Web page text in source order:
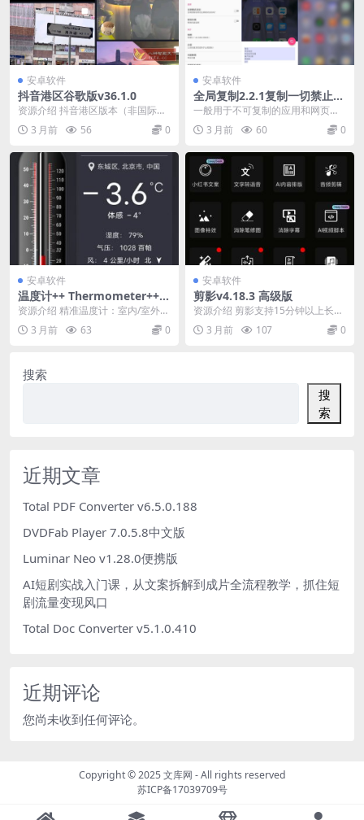
安卓软件
抖音港区谷歌版v36.1.0
资源介绍 抖音港区版本（非国际版t
iktok）支持全局高帧率 名字还是叫
抖音，此...
3 月前 56 0
安卓软件
全局复制2.2.1复制一切禁止复
制的内容小巧无广
一般用于不可复制的应用和网页用
这个就能解决 【软件名称】：全局
复制 【软件版本】...
3 月前 60 0
安卓软件
温度计++ Thermometer++ v
6.8.2 高级版
资源介绍 精准温度计：室内/室外温
度 Room Temperature、湿度、
气...3 月前 63 0
安卓软件
剪影v4.18.3 高级版
资源介绍 剪影支持15分钟以上长视
频剪辑，提供0.1秒精准修剪、分
割、合并、变速...
3 月前 107 0
搜索
搜
索
近期文章
Total PDF Converter v6.5.0.188
DVDFab Player 7.0.5.8中文版
Luminar Neo v1.28.0便携版
AI短剧实战入门课，从文案拆解到成片全流程教学，抓住短
剧流量变现风口
Total Doc Converter v5.1.0.410
近期评论
您尚未收到任何评论。
Copyright © 2025文库网 - All rights reserved
苏ICP备17039709号